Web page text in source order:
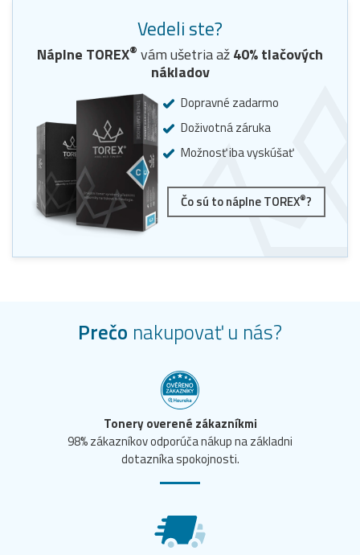
Vedeli ste?
Náplne TOREX® vám ušetria až40% tlačových
nákladov
Dopravné zadarmo
Doživotná záruka
Možnosť iba vyskúšať
Čo sú to náplne TOREX®?
Prečo nakupovať u nás?
Tonery overené zákazníkmi
98% zákazníkov odporúča nákup na základni
dotazníka spokojnosti.